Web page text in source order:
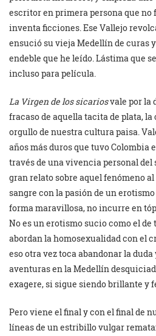
escritor en primera persona que no
inventa ficciones. Ese Vallejo
ensució su vieja Medellín de curas
endeble que he leído. Lástima que
incluso para película.
La Virgen de los sicariosvale por la
fracaso de aquella tacita de plata,
orgullo de nuestra cultura paisa.
años más duros que tuvo Colombia
través de una vivencia personal del
gran relato sobre aquel fenómeno
sangre con la pasión de un
forma maravillosa, no incurre en
No es un erotismo sucio como el de
abordan la homosexualidad con el
eso otra vez toca abandonar la
aventuras en la Medellín
exagere, si sigue siendo brillante y
Pero viene el final y con el final de
líneas de un estribillo vulgar